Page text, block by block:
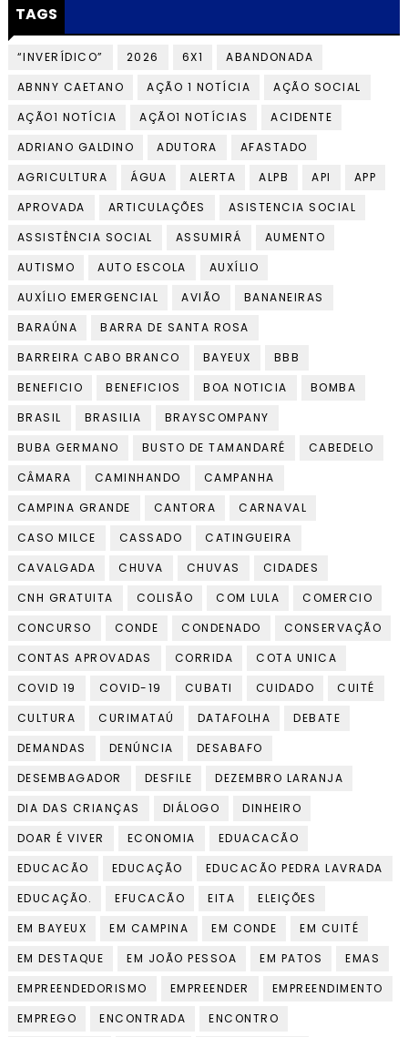
TAGS
“INVERÍDICO” 2026 6X1
ABANDONADA
ABNNY CAETANO
AÇÃO 1 NOTÍCIA
AÇÃO SOCIAL
AÇÃO1 NOTÍCIA
AÇÃO1 NOTÍCIAS
ACIDENTE
ADRIANO GALDINO
ADUTORA
AFASTADO
AGRICULTURA
ÁGUA ALERTA ALPB API
APP
APROVADA
ARTICULAÇÕES
ASISTENCIA SOCIAL
ASSISTÊNCIA SOCIAL
ASSUMIRÁ
AUMENTO
AUTISMO
AUTO ESCOLA
AUXÍLIO
AUXÍLIO EMERGENCIAL
AVIÃO
BANANEIRAS
BARAÚNA
BARRA DE SANTA ROSA
BARREIRA CABO BRANCO
BAYEUX
BBB
BENEFICIO
BENEFICIOS BOA NOTICIA
BOMBA
BRASIL
BRASILIA
BRAYSCOMPANY
BUBA GERMANO
BUSTO DE TAMANDARÉ
CABEDELO
CÂMARA
CAMINHANDO
CAMPANHA
CAMPINA GRANDE
CANTORA
CARNAVAL
CASO MILCE
CASSADO
CATINGUEIRA
CAVALGADA
CHUVA CHUVAS
CIDADES
CNH GRATUITA
COLISÃO COM LULA
COMERCIO
CONCURSO
CONDE CONDENADO
CONSERVAÇÃO
CONTAS APROVADAS
CORRIDA
COTA UNICA
COVID 19
COVID-19 CUBATI CUIDADO
CUITÉ
CULTURA
CURIMATAÚ DATAFOLHA
DEBATE
DEMANDAS
DENÚNCIA
DESABAFO
DESEMBAGADOR
DESFILE
DEZEMBRO LARANJA
DIA DAS CRIANÇAS
DIÁLOGO
DINHEIRO
DOAR É VIVER
ECONOMIA
EDUACACÃO
EDUCACÃO
EDUCAÇÃO
EDUCACÃO PEDRA LAVRADA
EDUCAÇÃO.
EFUCACÃO EITA
ELEIÇÕES
EM BAYEUX
EM CAMPINA EM CONDE
EM CUITÉ
EM DESTAQUE
EM JOÃO PESSOA EM PATOS
EMAS
EMPREENDEDORISMO
EMPREENDER
EMPREENDIMENTO
EMPREGO
ENCONTRADA
ENCONTRO